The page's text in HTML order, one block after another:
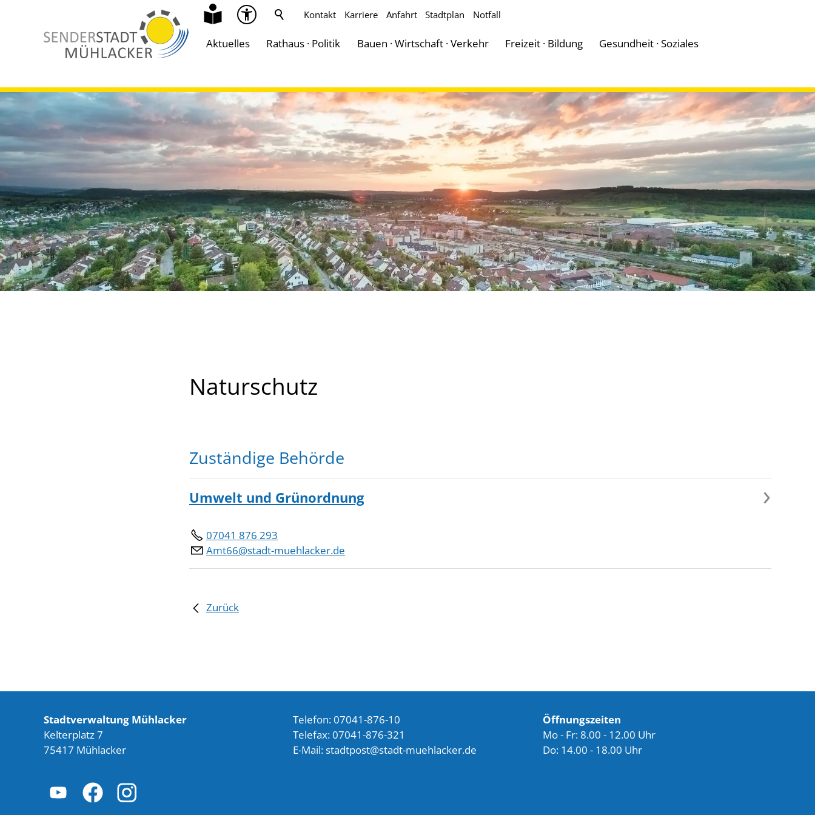
Kontakt Karriere Anfahrt Stadtplan Notfall
Aktuelles Rathaus · Politik Bauen · Wirtschaft · Verkehr Freizeit · Bildung Gesundheit · Soziales
Naturschutz
Zuständige Behörde
Umwelt und Grünordnung
07041 876 293
Amt66@stadt-muehlacker.de
Zurück
Stadtverwaltung Mühlacker
Kelterplatz 7
75417 Mühlacker
Telefon: 07041-876-10
Telefax: 07041-876-321
E-Mail:st dtp st st dt-m hl ck r d
Öffnungszeiten
Mo - Fr: 8.00 - 12.00 Uhr
Do: 14.00 - 18.00 Uhr